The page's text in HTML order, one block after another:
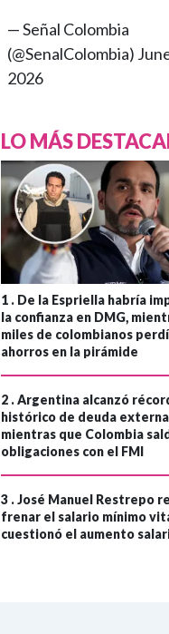
POLÍTICA
Hace 3 semanas
Consejo
Estado
el decreto
eliminaba
prima
congresistas
estimada
$62.000
al año
— Señal Colombia
(@SenalColombia)
2026
LO MÁS
1 . De la Espriella habría
la confianza en DMG,
miles de colombianos
ahorros en la pirámide
2 .Argentina alcanzó
histórico de deuda
mientras que Colombia
obligaciones con el FMI
3 .José Manuel Restrepo
frenar el salario mínimo
cuestionó el aumento